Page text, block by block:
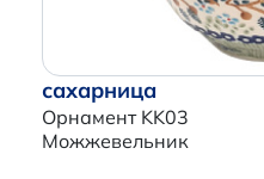
сахарница
Орнамент KK03
Можжевельник